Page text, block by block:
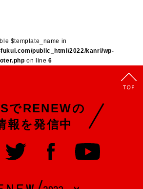
$template_name in
public_html/2022/kanri/wp-
on line 6
でRENEWの
報を発信中